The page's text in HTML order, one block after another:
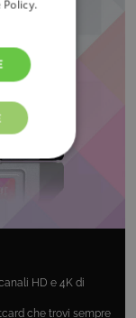
HD e 4K di
che trovi sempre